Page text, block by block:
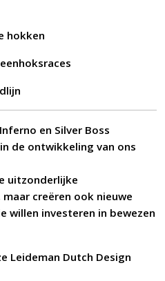
hokken
en Silver Boss
de ontwikkeling van ons
uitzonderlijke
creëren ook nieuwe
willen investeren in bewezen
Leideman Dutch Design